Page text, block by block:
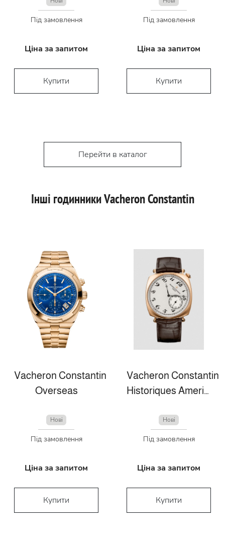
Під замовлення
Ціна за запитом
Купити
Під замовлення
Ціна за запитом
Купити
Перейти в каталог
Інші годинники Vacheron Constantin
Vacheron Constantin
Overseas
Нові
Під замовлення
Ціна за запитом
Купити
Vacheron Constantin
Historiques American 1921
Нові
Під замовлення
Ціна за запитом
Купити